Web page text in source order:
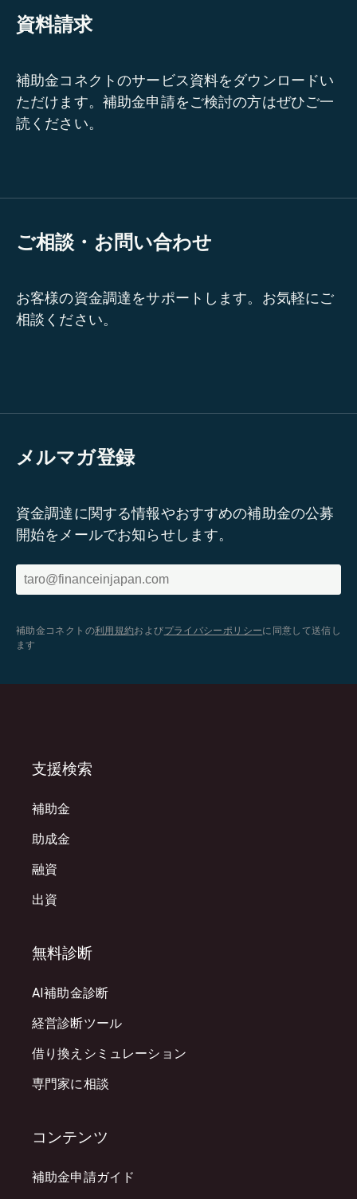
資料請求
補助金コネクトのサービス資料をダウンロードい
ただけます。補助金申請をご検討の方はぜひご一
読ください。
ご相談・お問い合わせ
お客様の資金調達をサポートします。お気軽にご
相談ください。
メルマガ登録
資金調達に関する情報やおすすめの補助金の公募
開始をメールでお知らせします。
補助金コネクトの利用規約およびプライバシーポリシーに同意して送信し
ます
支援検索
補助金
助成金
融資
出資
無料診断
AI補助金診断
経営診断ツール
借り換えシミュレーション
専門家に相談
コンテンツ
補助金申請ガイド